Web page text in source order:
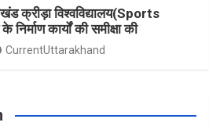
s
क्रीड़ा विश्वविद्यालय(Sports
कार्यों की समीक्षा की
CurrentUttarakhand